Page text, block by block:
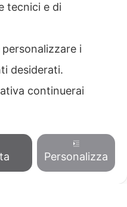
tecnici e di
i
desiderati.
continuerai
Personalizza